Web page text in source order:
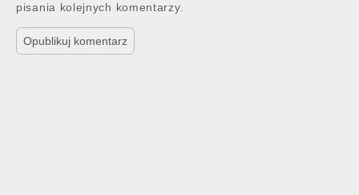
pisania kolejnych komentarzy.